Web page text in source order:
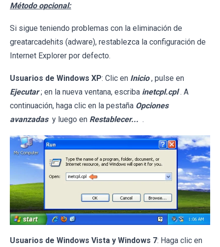
Método opcional:
Si sigue teniendo problemas con la eliminación de
greatarcadehits (adware), restablezca la configuración de
Internet Explorer por defecto.
Usuarios de Windows XP: Clic en Inicio , pulse en
Ejecutar ; en la nueva ventana, escriba inetcpl.cpl . A
continuación, haga clic en la pestaña Opciones
avanzadas y luego en Restablecer... .
Usuarios de Windows Vista y Windows 7: Haga clic en